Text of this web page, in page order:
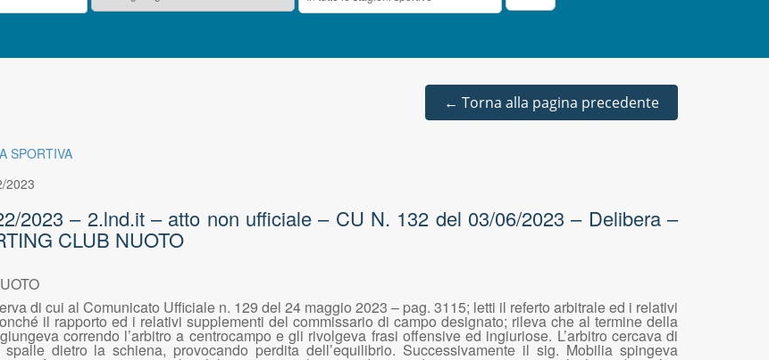
← Torna alla pagina precedente
SPORTIVA
2023
2023 – 2.lnd.it – atto non ufficiale – CU N. 132 del 03/06/2023 – Delibera –
CLUB NUOTO
di cui al Comunicato Ufficiale n. 129 del 24 maggio 2023 – pag. 3115; letti il referto arbitrale ed i relativi
il rapporto ed i relativi supplementi del commissario di campo designato; rileva che al termine della
correndo l’arbitro a centrocampo e gli rivolgeva frasi offensive ed ingiuriose. L’arbitro cercava di
dietro la schiena, provocando perdita dell’equilibrio. Successivamente il sig. Mobilia spingeva